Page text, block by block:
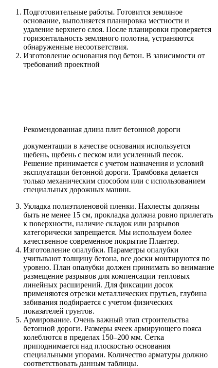
Подготовительные работы. Готовится земляное
основание, выполняется планировка местности и
удаление верхнего слоя. После планировки проверяется
горизонтальность земляного полотна, устраняются
обнаруженные несоответствия.
Изготовление основания под бетон. В зависимости от
требований проектной
Рекомендованная длина плит бетонной дороги
документации в качестве основания используется
щебень, щебень с песком или усиленный песок.
Решение принимается с учетом назначения и условий
эксплуатации бетонной дороги. Трамбовка делается
только механическим способом или с использованием
специальных дорожных машин.
Укладка полиэтиленовой пленки. Нахлесты должны
быть не менее 15 см, прокладка должна ровно прилегать
к поверхности, наличие складок или разрывов
категорически запрещается. Мы используем более
качественное современное покрытие Плантер.
Изготовление опалубки. Параметры опалубки
учитывают толщину бетона, все доски монтируются по
уровню. План опалубки должен принимать во внимание
размещение разрывов для компенсации тепловых
линейных расширений. Для фиксации досок
применяются отрезки металлических прутьев, глубина
забивания подбирается с учетом физических
показателей грунтов.
Армирование. Очень важный этап строительства
бетонной дороги. Размеры ячеек армирующего пояса
колеблются в пределах 150–200 мм. Сетка
приподнимается над плоскостью основания
специальными упорами. Количество арматуры должно
соответствовать данным таблицы.